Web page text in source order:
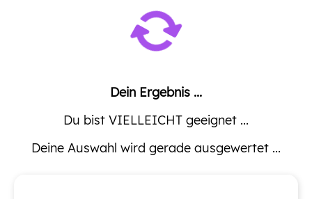
Dein Ergebnis ...
Du bist VIELLEICHT geeignet ...
Deine Auswahl wird gerade ausgewertet ...